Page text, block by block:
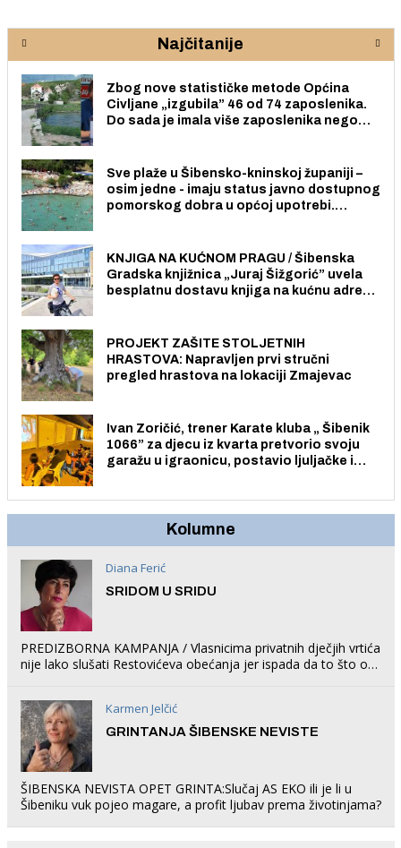
Najčitanije
Zbog nove statističke metode Općina
Civljane „izgubila” 46 od 74 zaposlenika.
Do sada je imala više zaposlenika nego
Sve plaže u Šibensko-kninskoj županiji –
osim jedne - imaju status javno dostupnog
pomorskog dobra u općoj upotrebi.
KNJIGA NA KUĆNOM PRAGU / Šibenska
Gradska knjižnica „Juraj Šižgorić” uvela
besplatnu dostavu knjiga na kućnu adresu
PROJEKT ZAŠITE STOLJETNIH
HRASTOVA: Napravljen prvi stručni
pregled hrastova na lokaciji Zmajevac
Ivan Zoričić, trener Karate kluba „ Šibenik
1066” za djecu iz kvarta pretvorio svoju
garažu u igraonicu, postavio ljuljačke i
Kolumne
Diana Ferić
SRIDOM U SRIDU
PREDIZBORNA KAMPANJA / Vlasnicima privatnih dječjih vrtića
nije lako slušati Restovićeva obećanja jer ispada da to što oni
Karmen Jelčić
GRINTANJA ŠIBENSKE NEVISTE
ŠIBENSKA NEVISTA OPET GRINTA:Slučaj AS EKO ili je li u
Šibeniku vuk pojeo magare, a profit ljubav prema životinjama?